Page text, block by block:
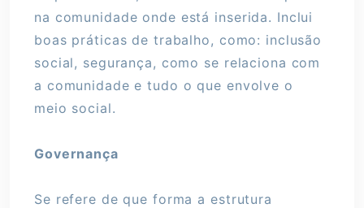
na comunidade onde está inserida. Inclui
boas práticas de trabalho, como: inclusão
social, segurança, como se relaciona com
a comunidade e tudo o que envolve o
meio social.
Governança
Se refere de que forma a estrutura